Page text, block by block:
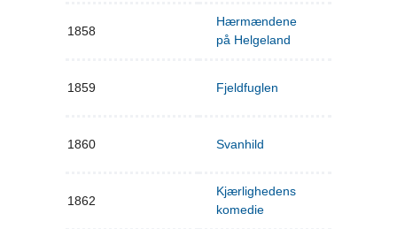
1858
Hærmændene
på Helgeland
1859 Fjeldfuglen
1860 Svanhild
1862
Kjærlighedens
komedie